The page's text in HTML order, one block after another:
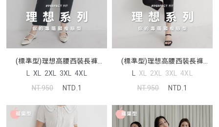
(標準型)理想高腰西裝長褲
MISS. 中大尺碼褲子
L XL 2XL 3XL 4XL
NT.950
NTD.1
(標準型)理想高腰西裝長褲
MISS. 中大尺碼褲子
L XL 2XL 3XL 4XL
NT.950
NTD.1